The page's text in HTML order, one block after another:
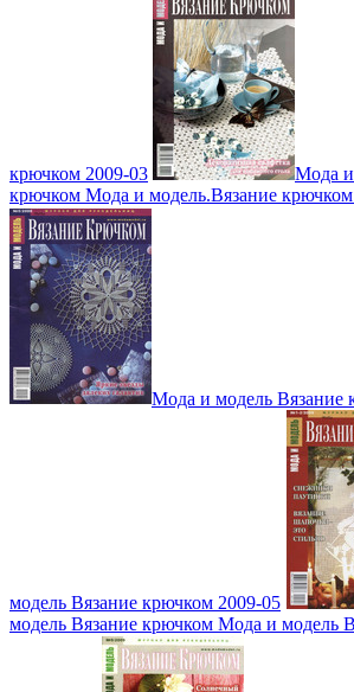
крючком 2009-03
Мода и
крючком Мода и модель.Вязание
Мода и модель Вязание
модель Вязание крючком 2009-05
модель Вязание крючком Мода и модель